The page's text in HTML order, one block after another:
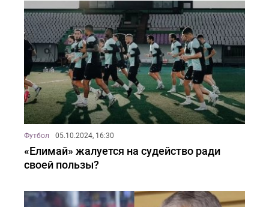
Футбол 05.10.2024, 16:30
«Елимай» жалуется на судейство ради
своей пользы?